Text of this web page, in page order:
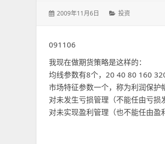
发
2009年11月6日
分
投资
091106
我现在做期货策略是这样的：
均线参数有8个，20 40 80 160
市场特征参数一个，称为利润保护
对未发生亏损管理（不能任由亏
对未实现盈利管理（也不能任由